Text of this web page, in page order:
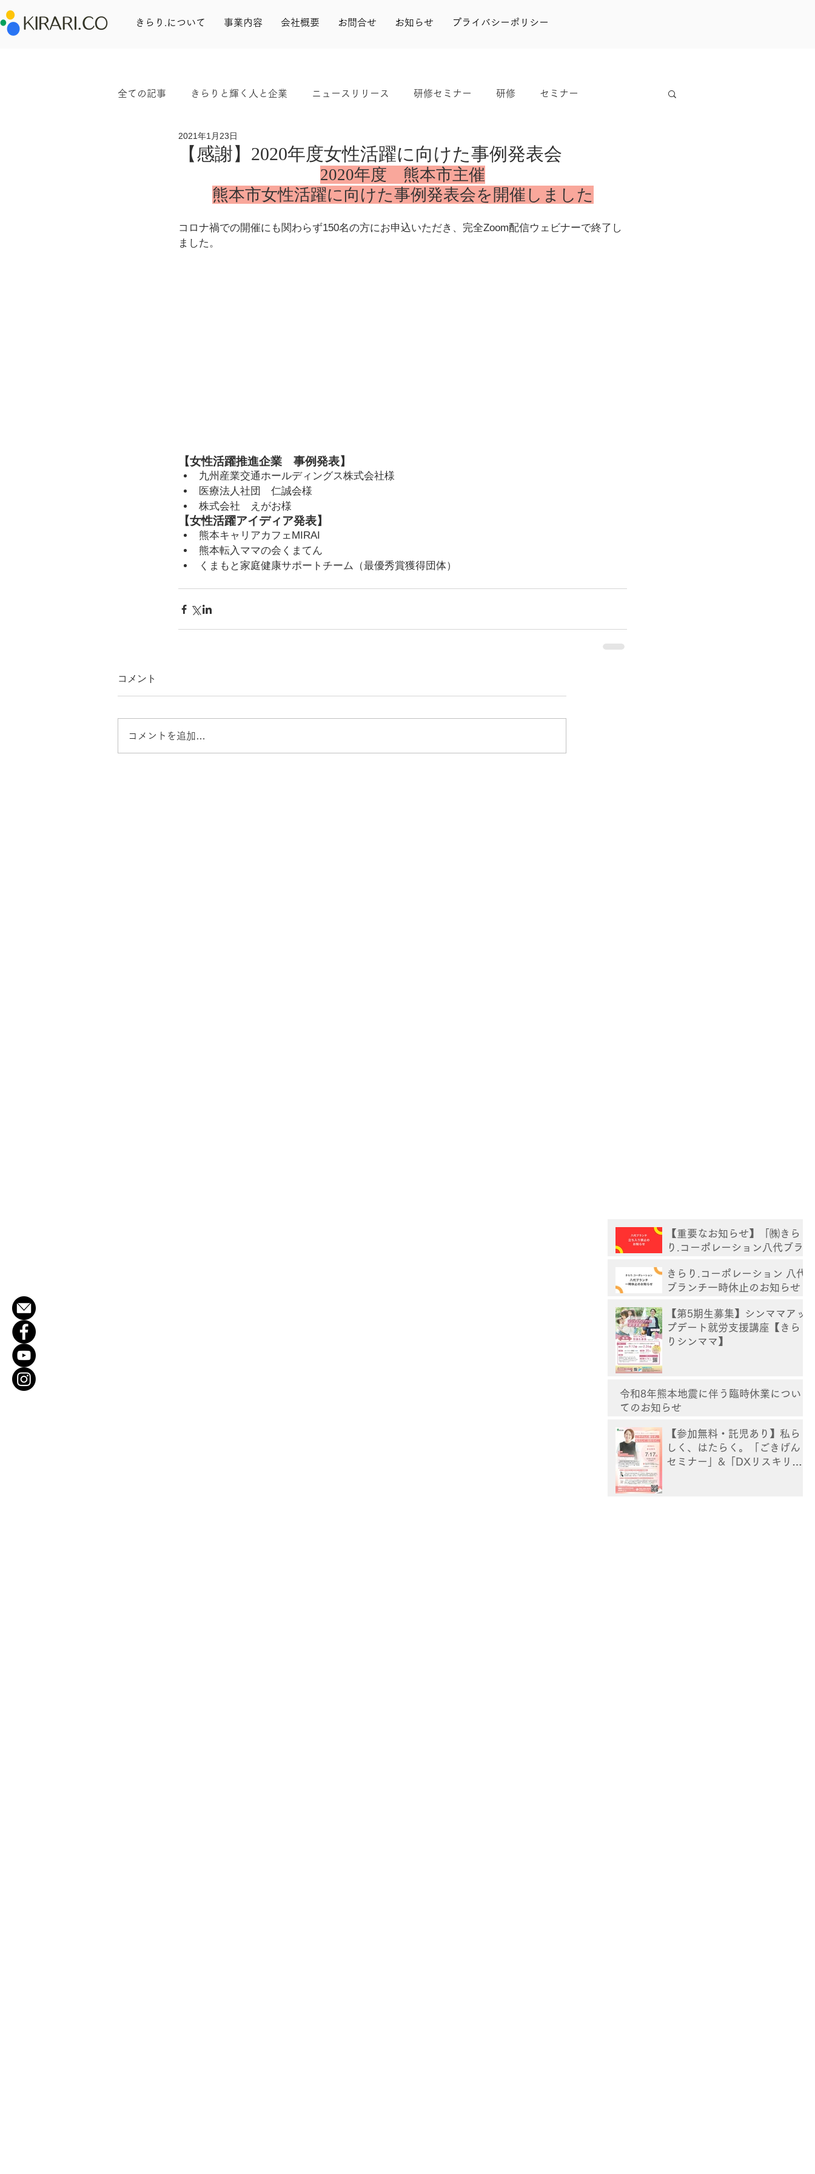
きらり.について 事業内容 会社概要 お問合せ お知らせ プライバシーポリシー
【重要なお知らせ】「㈱きら
り.コーポレーション八代ブラ
きらり.コーポレーション 八代
ブランチ一時休止のお知らせ
【第5期生募集】シンママアッ
プデート就労支援講座【きら
りシンママ】
令和8年熊本地震に伴う臨時休業につい
てのお知らせ
【参加無料・託児あり】私ら
しく、はたらく。「ごきげん
セミナー」&「DXリスキリン
全ての記事 きらりと輝く人と企業 ニュースリリース 研修セミナー 研修 セミナー
ワークライフバランス
【感謝】2020年度女性活躍に向けた事例発表会
2021年1月23日
2020年度　熊本市主催
熊本市女性活躍に向けた事例発表会を開催しました
コロナ禍での開催にも関わらず150名の方にお申込いただき、完全Zoom配信ウェビナーで終了し
ました。
【女性活躍推進企業　事例発表】
九州産業交通ホールディングス株式会社様
医療法人社団　仁誠会様
​株式会社　えがお様
【女性活躍アイディア発表】
​熊本キャリアカフェMIRAI
熊本転入ママの会くまてん
​くまもと家庭健康サポートチーム（最優秀賞獲得団体）
コメント
コメントを追加…